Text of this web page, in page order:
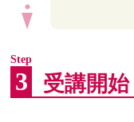
Step
3 受講開始